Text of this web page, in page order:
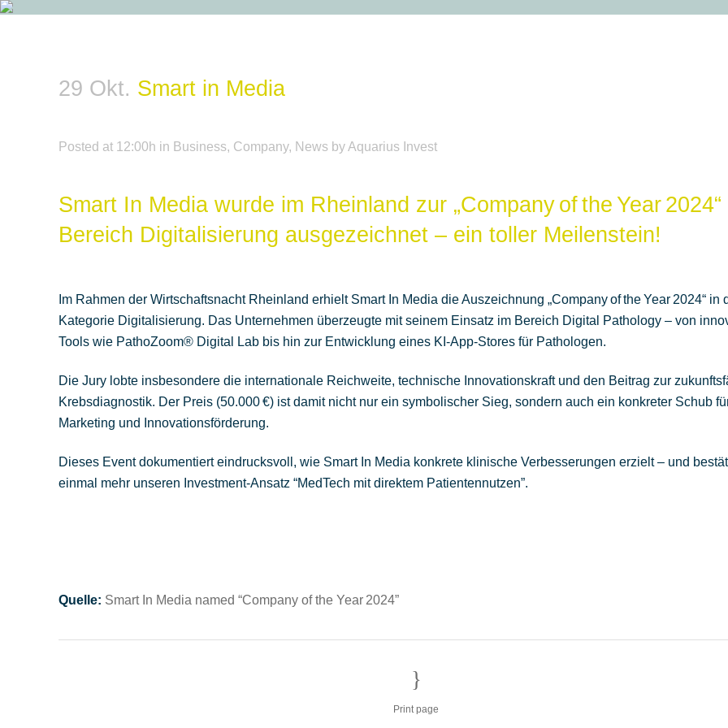
29 Okt. Smart in Media
Posted at 12:00h in Business, Company, News byAquarius Invest
Smart In Media wurde im Rheinland zur „Company of the Year 2024“
Bereich Digitalisierung ausgezeichnet – ein toller Meilenstein!
Im Rahmen der Wirtschaftsnacht Rheinland erhielt Smart In Media die Auszeichnung „Company of the Year 2024“ in
Kategorie Digitalisierung. Das Unternehmen überzeugte mit seinem Einsatz im Bereich Digital Pathology – von
Tools wie PathoZoom® Digital Lab bis hin zur Entwicklung eines KI‑App‑Stores für Pathologen.
Die Jury lobte insbesondere die internationale Reichweite, technische Innovationskraft und den Beitrag zur
Krebsdiagnostik. Der Preis (50.000 €) ist damit nicht nur ein symbolischer Sieg, sondern auch ein konkreter Schub
Marketing und Innovationsförderung.
Dieses Event dokumentiert eindrucksvoll, wie Smart In Media konkrete klinische Verbesserungen erzielt – und
einmal mehr unseren Investment-Ansatz “MedTech mit direktem Patientennutzen”.
Quelle: Smart In Media named “Company of the Year 2024”
Print page